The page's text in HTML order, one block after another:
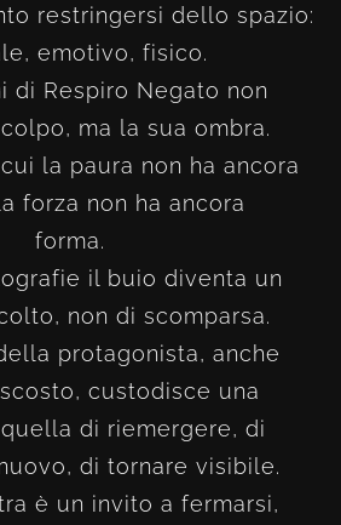
restringersi dello spazio:
emotivo, fisico.
di Respiro Negato non
ma la sua ombra.
la paura non ha ancora
forza non ha ancora
forma.
il buio diventa un
non di scomparsa.
protagonista, anche
custodisce una
di riemergere, di
di tornare visibile.
è un invito a fermarsi,